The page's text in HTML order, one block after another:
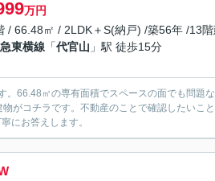
万円
/ 66.48㎡ / 2LDK＋S(納戸) /築56年 /13階
東横線 「代官山 」駅 徒歩15分
。66.48㎡の専有面積でスペースの面でも問題
がコチラです。不動産のことで確認したいこ
にお答えします。